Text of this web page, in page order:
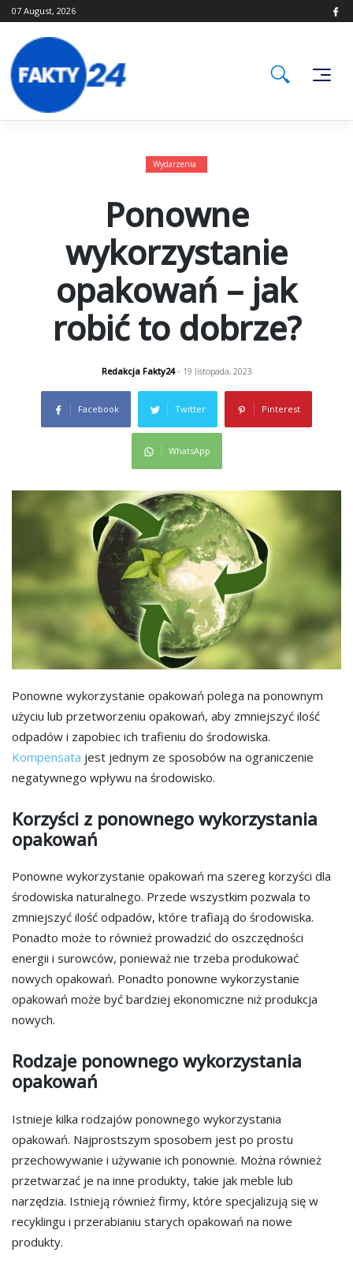
Skip
to
07 August, 2026
Wydarzenia
Ponowne
wykorzystanie
opakowań – jak
robić to dobrze?
Redakcja Fakty24- 19 listopada, 2023
Facebook Twitter Pinterest
WhatsApp
Ponowne wykorzystanie opakowań polega na ponownym
użyciu lub przetworzeniu opakowań, aby zmniejszyć ilość
odpadów i zapobiec ich trafieniu do środowiska.
Kompensata jest jednym ze sposobów na ograniczenie
negatywnego wpływu na środowisko.
Korzyści z ponownego wykorzystania
opakowań
Ponowne wykorzystanie opakowań ma szereg korzyści dla
środowiska naturalnego. Przede wszystkim pozwala to
zmniejszyć ilość odpadów, które trafiają do środowiska.
Ponadto może to również prowadzić do oszczędności
energii i surowców, ponieważ nie trzeba produkować
nowych opakowań. Ponadto ponowne wykorzystanie
opakowań może być bardziej ekonomiczne niż produkcja
nowych.
Rodzaje ponownego wykorzystania
opakowań
Istnieje kilka rodzajów ponownego wykorzystania
opakowań. Najprostszym sposobem jest po prostu
przechowywanie i używanie ich ponownie. Można również
przetwarzać je na inne produkty, takie jak meble lub
narzędzia. Istnieją również firmy, które specjalizują się w
recyklingu i przerabianiu starych opakowań na nowe
produkty.